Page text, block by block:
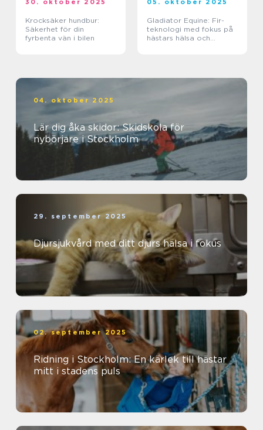
30. oktober 2025
Krocksäker hundbur:
Säkerhet för din
fyrbenta vän i bilen
05. oktober 2025
Gladiator Equine: Fir-
teknologi med fokus på
hästars hälsa och
04. oktober 2025
Lär dig åka skidor: Skidskola för
nybörjare i Stockholm
29. september 2025
Djursjukvård med ditt djurs hälsa i fokus
02. september 2025
Ridning i Stockholm: En kärlek till hästar
mitt i stadens puls